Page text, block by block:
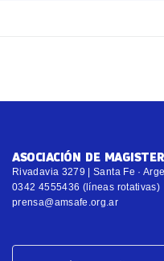
ASOCIACIÓN DE
Rivadavia 3279 | Santa Fe ·
0342 4555436 (líneas rotativas)
prensa@amsafe.org.ar